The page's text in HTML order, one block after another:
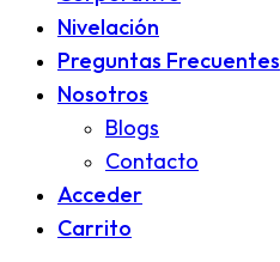
Nivelación
Preguntas Frecuentes
Nosotros
Blogs
Contacto
Acceder
Carrito